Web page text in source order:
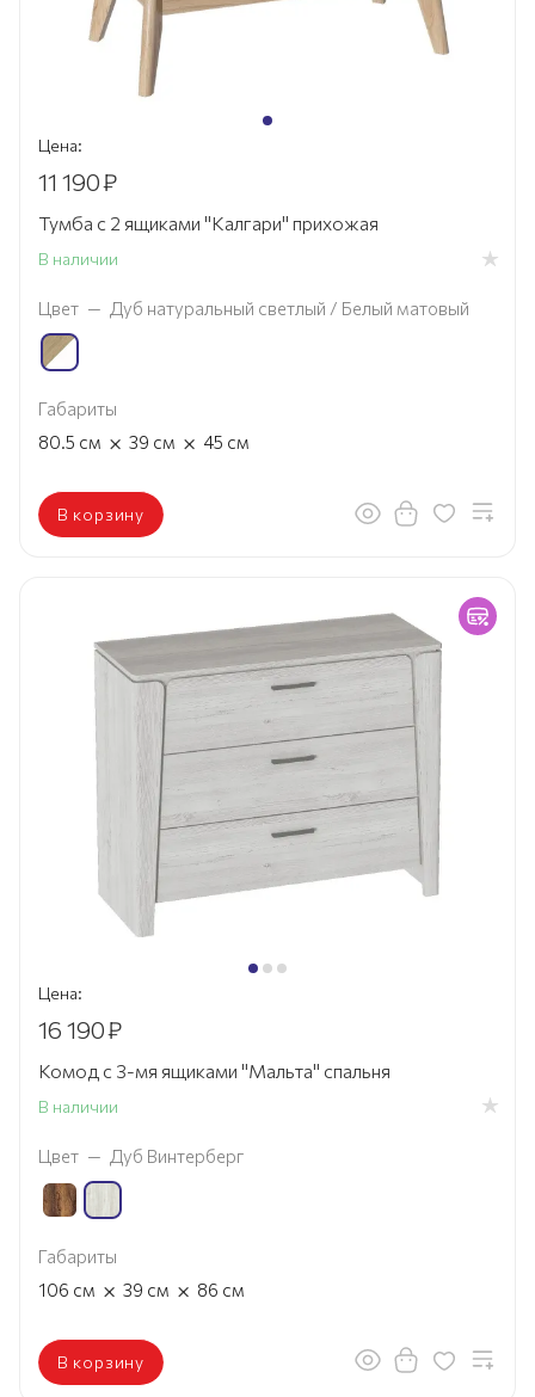
Цена:
11 190₽
Тумба с 2 ящиками "Калгари" прихожая
В наличии
Цвет — Дуб натуральный светлый / Белый матовый
Габариты
80.5 см × 39 см × 45 см
В корзину
Цена:
16 190₽
Комод с 3-мя ящиками "Мальта" спальня
В наличии
Цвет — Дуб Винтерберг
Габариты
106 см × 39 см × 86 см
В корзину